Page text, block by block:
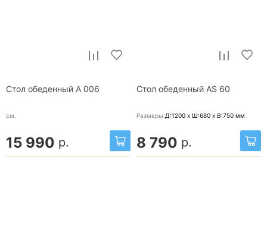
Стол обеденный A 006
см.
15 990 р.
Стол обеденный AS 60
Размеры:Д:1200 x Ш:680 x В:750 мм
8 790 р.